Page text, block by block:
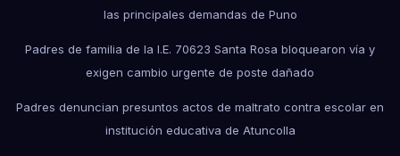
las principales demandas de Puno
Padres de familia de la I.E. 70623 Santa Rosa bloquearon vía y
exigen cambio urgente de poste dañado
Padres denuncian presuntos actos de maltrato contra escolar en
institución educativa de Atuncolla